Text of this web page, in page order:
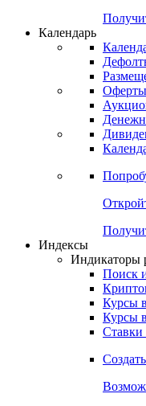
Календарь
Оферты
Индексы
Индикаторы
Поиск
Курсы
Курсы
Ставки